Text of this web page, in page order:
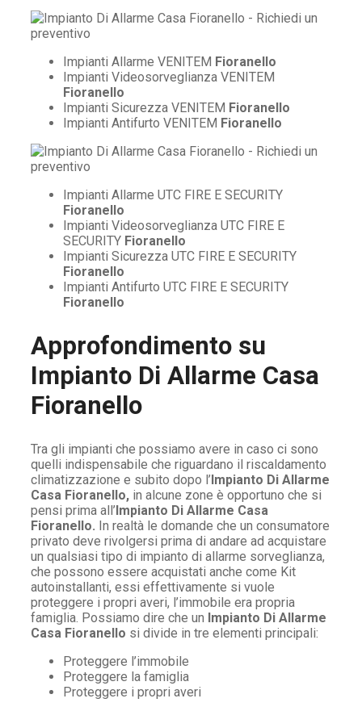
Impianti Allarme VENITEM Fioranello
Impianti Videosorveglianza VENITEM
Fioranello
Impianti Sicurezza VENITEM Fioranello
Impianti Antifurto VENITEM Fioranello
Impianti Allarme UTC FIRE E SECURITY
Fioranello
Impianti Videosorveglianza UTC FIRE E
SECURITY Fioranello
Impianti Sicurezza UTC FIRE E SECURITY
Fioranello
Impianti Antifurto UTC FIRE E SECURITY
Fioranello
Approfondimento su
Impianto Di Allarme Casa
Fioranello
Tra gli impianti che possiamo avere in caso ci sono
quelli indispensabile che riguardano il riscaldamento
climatizzazione e subito dopo l’Impianto Di Allarme
Casa Fioranello, in alcune zone è opportuno che si
pensi prima all’Impianto Di Allarme Casa
Fioranello. In realtà le domande che un consumatore
privato deve rivolgersi prima di andare ad acquistare
un qualsiasi tipo di impianto di allarme sorveglianza,
che possono essere acquistati anche come Kit
autoinstallanti, essi effettivamente si vuole
proteggere i propri averi, l’immobile era propria
famiglia. Possiamo dire che un Impianto Di Allarme
Casa Fioranello si divide in tre elementi principali:
Proteggere l’immobile
Proteggere la famiglia
Proteggere i propri averi